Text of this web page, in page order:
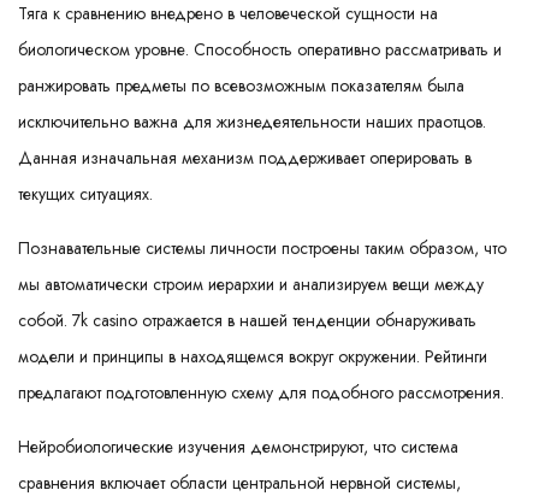
Тяга к сравнению внедрено в человеческой сущности на
биологическом уровне. Способность оперативно рассматривать и
ранжировать предметы по всевозможным показателям была
исключительно важна для жизнедеятельности наших праотцов.
Данная изначальная механизм поддерживает оперировать в
текущих ситуациях.
Познавательные системы личности построены таким образом, что
мы автоматически строим иерархии и анализируем вещи между
собой. 7k casino отражается в нашей тенденции обнаруживать
модели и принципы в находящемся вокруг окружении. Рейтинги
предлагают подготовленную схему для подобного рассмотрения.
Нейробиологические изучения демонстрируют, что система
сравнения включает области центральной нервной системы,